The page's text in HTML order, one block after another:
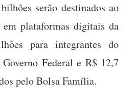
serão destinados ao
plataformas digitais da
para integrantes do
Federal e R$ 12,7
pelo Bolsa Família.